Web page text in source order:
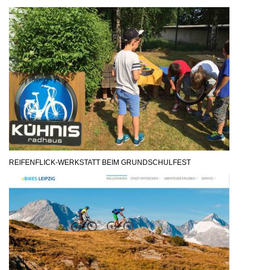
REIFENFLICK-WERKSTATT BEIM GRUNDSCHULFEST